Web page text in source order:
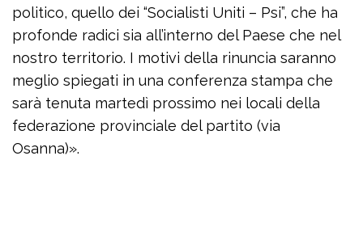
politico, quello dei “Socialisti Uniti – Psi”, che ha
profonde radici sia all’interno del Paese che nel
nostro territorio. I motivi della rinuncia saranno
meglio spiegati in una conferenza stampa che
sarà tenuta martedì prossimo nei locali della
federazione provinciale del partito (via
Osanna)».